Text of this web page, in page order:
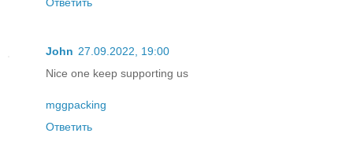
Ответить
John 27.09.2022, 19:00
Nice one keep supporting us
mggpacking
Ответить